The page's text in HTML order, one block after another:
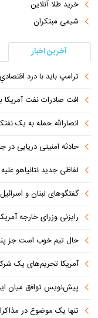
خرید طلا آنلاین
شیمی مبتکران
آخرین اخبار
ترامپ باید با درد
افت صادرات نفت آمریکا به
انصارالله حمله به یک
حادثه امنیتی دریایی
لفاظی جدید نتانیاهو
گفتگوهای لبنان و
رایزنی وزرای خارجه
حال تیم خوب است جز
آمریکا تحریم‌های یک
پیش‌نویس توافق میان
تنها یک موضوع در